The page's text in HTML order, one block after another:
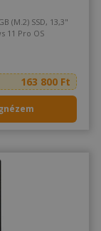
HD), Intel Iris Xe, Windows 11 Pro OS
163 800 Ft